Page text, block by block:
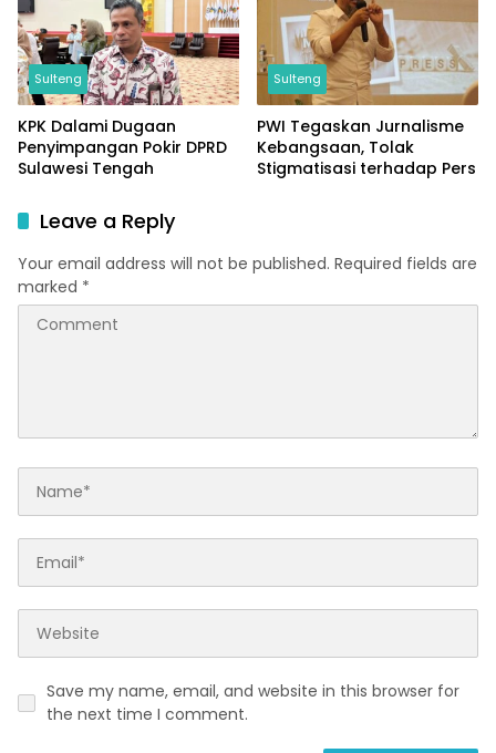
Sulteng
KPK Dalami Dugaan
Penyimpangan Pokir DPRD
Sulawesi Tengah
Sulteng
PWI Tegaskan Jurnalisme
Kebangsaan, Tolak
Stigmatisasi terhadap Pers
Leave a Reply
Your email address will not be published. Required fields are
marked *
Save my name, email, and website in this browser for
the next time I comment.